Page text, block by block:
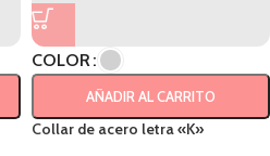
COLOR
AÑADIR AL CARRITO
Collar de acero letra «K»